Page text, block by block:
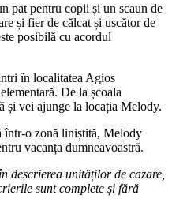
pat pentru copii și un scaun de
și fier de călcat și uscător de
posibilă cu acordul
în localitatea Agios
De la școala
și vei ajunge la locația Melody.
într-o zonă liniștită, Melody
vacanța dumneavoastră.
descrierea unităților de cazare,
sunt complete și fără